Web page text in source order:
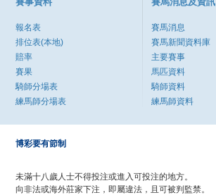
報名表
排位表(本地)
賠率
賽果
騎師分場表
練馬師分場表
賽馬消息
賽馬新聞資料庫
主要賽事
馬匹資料
騎師資料
練馬師資料
博彩要有節制
未滿十八歲人士不得投注或進入可投注的地方。
向非法或海外莊家下注，即屬違法，且可被判監禁。